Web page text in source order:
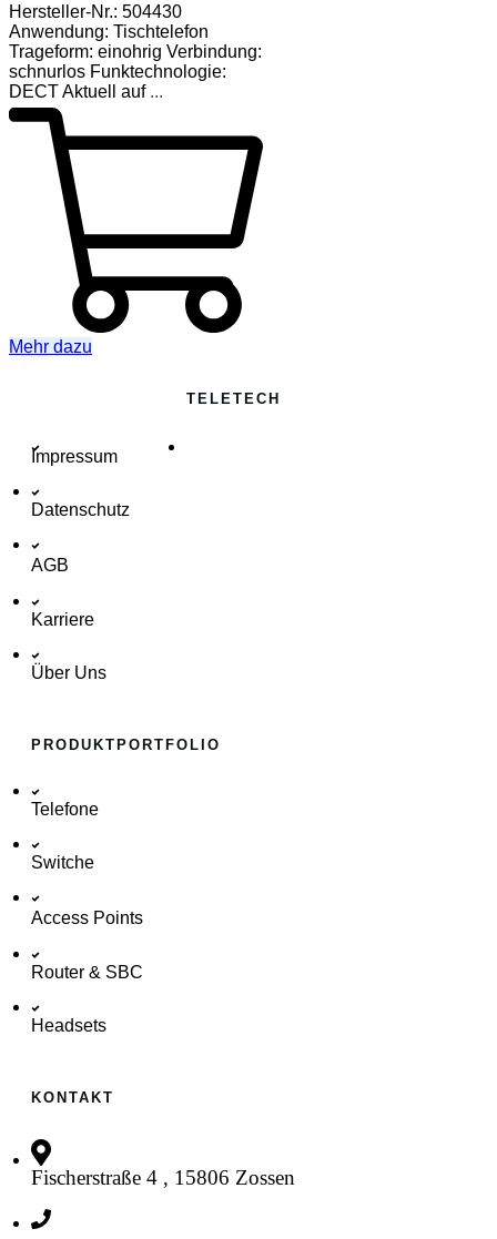
Hersteller-Nr.: 504430
Anwendung: Tischtelefon
Trageform: einohrig Verbindung:
schnurlos Funktechnologie:
DECT Aktuell auf ...
Mehr dazu
TELETECH
Impressum
Datenschutz
AGB
Karriere
Über Uns
PRODUKTPORTFOLIO
Telefone
Switche
Access Points
Router & SBC
Headsets
KONTAKT
Fischerstraße 4 , 15806 Zossen